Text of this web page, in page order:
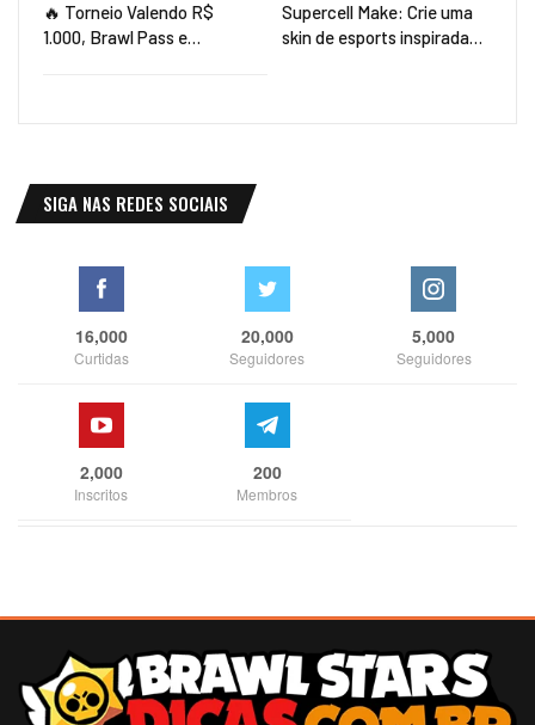
🔥 Torneio Valendo R$
1.000, Brawl Pass e…
Supercell Make: Crie uma
skin de esports inspirada…
SIGA NAS REDES SOCIAIS
16,000
Curtidas
20,000
Seguidores
5,000
Seguidores
2,000
Inscritos
200
Membros